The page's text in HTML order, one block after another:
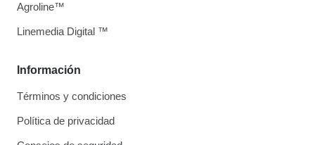
Información
Términos y condiciones
Política de privacidad
Agroline™
Linemedia Digital ™